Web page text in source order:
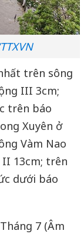
trên sông
III 3cm;
trên báo
Xuyên ở
Vàm Nao
13cm; trên
dưới báo
7 (Âm